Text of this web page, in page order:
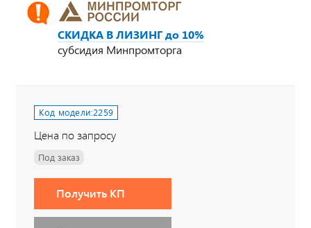
СКИДКА В ЛИЗИНГ до 10%
субсидия Минпромторга
Код модели:2259
Цена по запросу
Под заказ
Получить КП